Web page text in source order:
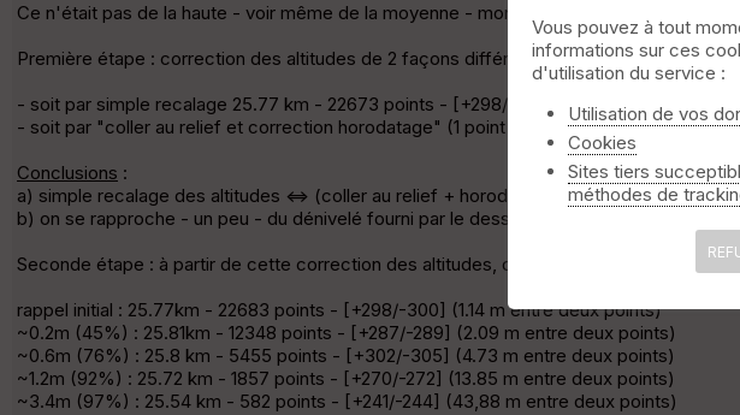
Ce n'était pas de la haute - voir même de la moyenne - montagne (j'habite en bord
Première étape : correction des altitudes de 2 façons différentes :
- soit par simple recalage 25.77 km - 22673 points - [+298/-300]
- soit par "coller au relief et correction horodatage" (1 point en plus) : 25.78 km -
Conclusions :
a) simple recalage des altitudes <=> (coller au relief + horodatage)
b) on se rapproche - un peu - du dénivelé fourni par le dessin de la trace tout en
Seconde étape : à partir de cette correction des altitudes, diminution du nombre de
rappel initial : 25.77km - 22683 points - [+298/-300] (1.14 m entre deux points)
~0.2m (45%) : 25.81km - 12348 points - [+287/-289] (2.09 m entre deux points)
~0.6m (76%) : 25.8 km - 5455 points - [+302/-305] (4.73 m entre deux points)
~1.2m (92%) : 25.72 km - 1857 points - [+270/-272] (13.85 m entre deux points)
~3.4m (97%) : 25.54 km - 582 points - [+241/-244] (43,88 m entre deux points)
Vous pouvez à tout
informations sur ces
d'utilisation du service :
Utilisation de vos
Cookies
Sites tiers
méthodes de